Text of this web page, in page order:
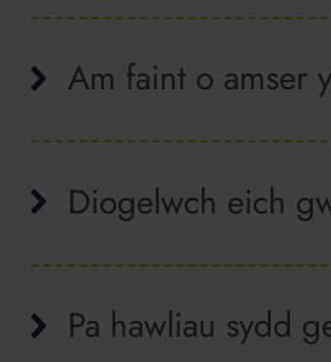
Am faint o amser
Diogelwch eich
Pa hawliau sydd